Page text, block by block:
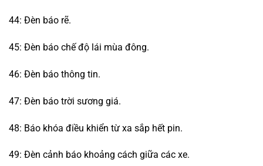
44: Đèn báo rẽ.
45: Đèn báo chế độ lái mùa đông.
46: Đèn báo thông tin.
47: Đèn báo trời sương giá.
48: Báo khóa điều khiển từ xa sắp hết pin.
49: Đèn cảnh báo khoảng cách giữa các xe.